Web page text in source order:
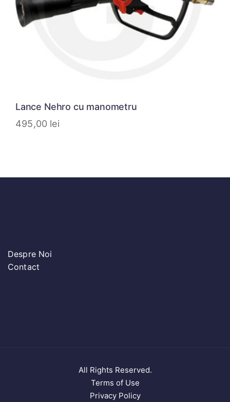
Lance Nehro cu manometru
495,00 lei
Despre Noi
Contact
All Rights Reserved.
Terms of Use
Privacy Policy